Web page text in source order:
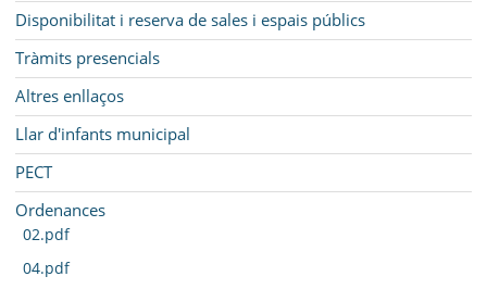
Disponibilitat i reserva de sales i espais públics
Tràmits presencials
Altres enllaços
Llar d'infants municipal
PECT
Ordenances
02.pdf
04.pdf